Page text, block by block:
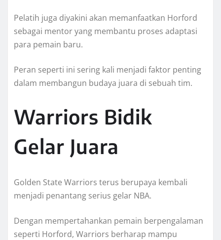
Pelatih juga diyakini akan memanfaatkan Horford
sebagai mentor yang membantu proses adaptasi
para pemain baru.
Peran seperti ini sering kali menjadi faktor penting
dalam membangun budaya juara di sebuah tim.
Warriors Bidik
Gelar Juara
Golden State Warriors terus berupaya kembali
menjadi penantang serius gelar NBA.
Dengan mempertahankan pemain berpengalaman
seperti Horford, Warriors berharap mampu